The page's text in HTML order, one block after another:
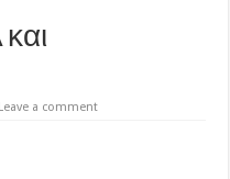
Leave a comment